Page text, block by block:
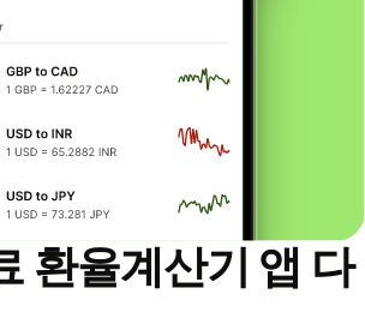
환율계산기 앱 다